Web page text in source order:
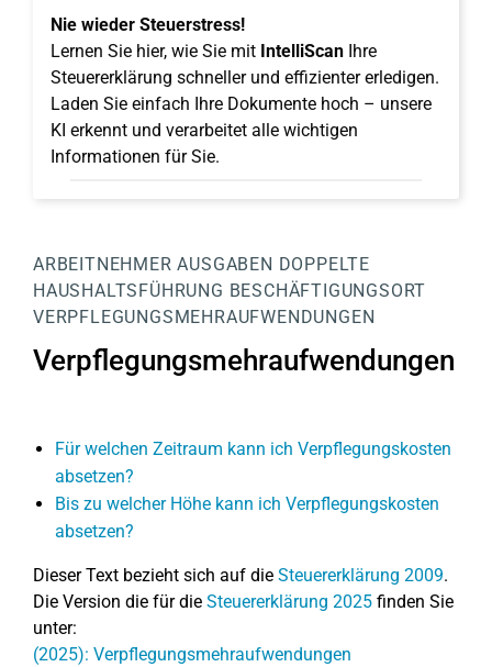
Nie wieder Steuerstress!
Lernen Sie hier, wie Sie mit IntelliScan Ihre
Steuererklärung schneller und effizienter erledigen.
Laden Sie einfach Ihre Dokumente hoch – unsere
KI erkennt und verarbeitet alle wichtigen
Informationen für Sie.
ARBEITNEHMER AUSGABEN DOPPELTE
HAUSHALTSFÜHRUNG BESCHÄFTIGUNGSORT
VERPFLEGUNGSMEHRAUFWENDUNGEN
Verpflegungsmehraufwendungen
Für welchen Zeitraum kann ich Verpflegungskosten
absetzen?
Bis zu welcher Höhe kann ich Verpflegungskosten
absetzen?
Dieser Text bezieht sich auf die Steuererklärung 2009.
Die Version die für die Steuererklärung 2025 finden Sie
unter:
(2025): Verpflegungsmehraufwendungen